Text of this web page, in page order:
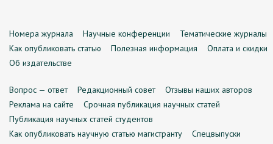
Номера журнала Научные конференции
Тематические журналы
Как опубликовать статью
Полезная информация
Оплата и скидки
Об издательстве
Вопрос — ответ Редакционный совет
Отзывы наших авторов
Реклама на сайте
Срочная публикация научных статей
Публикация научных статей студентов
Как опубликовать научную статью магистранту
Спецвыпуски